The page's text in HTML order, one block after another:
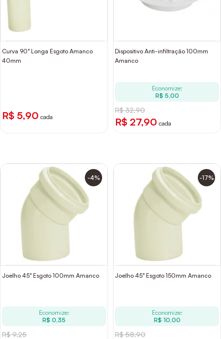
Curva 90° Longa Esgoto Amanco
40mm
R$ 5,90 cada
Dispositivo Anti-infiltração 100mm
Amanco
Economize:
R$ 5,00
R$ 32,90
R$ 27,90 cada
-4%
Joelho 45° Esgoto 100mm Amanco
Economize:
R$ 0,35
R$ 9,25
-17%
Joelho 45° Esgoto 150mm Amanco
Economize:
R$ 10,00
R$ 58,90